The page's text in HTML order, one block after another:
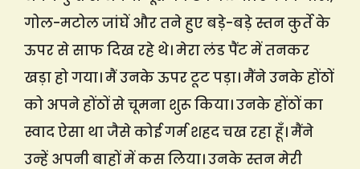
गोल-मटोल जांघें और तने हुए बड़े-बड़े स्तन कुर्ते के
ऊपर से साफ दिख रहे थे। मेरा लंड पैंट में तनकर
खड़ा हो गया। मैं उनके ऊपर टूट पड़ा। मैंने उनके होंठों
को अपने होंठों से चूमना शुरू किया। उनके होंठों का
स्वाद ऐसा था जैसे कोई गर्म शहद चख रहा हूँ। मैंने
उन्हें अपनी बाहों में कस लिया। उनके स्तन मेरी